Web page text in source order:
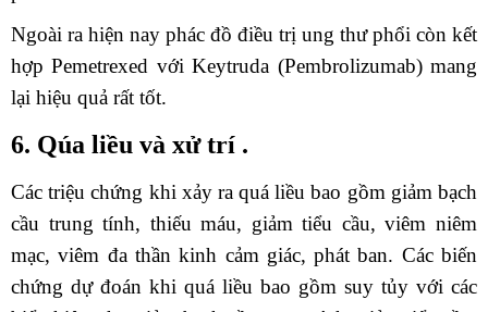
Ngoài ra hiện nay phác đồ điều trị ung thư phổi còn kết
hợp Pemetrexed với Keytruda (Pembrolizumab) mang
lại hiệu quả rất tốt.
6. Qúa liều và xử trí .
Các triệu chứng khi xảy ra quá liều bao gồm giảm bạch
cầu trung tính, thiếu máu, giảm tiểu cầu, viêm niêm
mạc, viêm đa thần kinh cảm giác, phát ban. Các biến
chứng dự đoán khi quá liều bao gồm suy tủy với các